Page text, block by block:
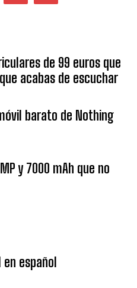
de 99 euros que
acabas de escuchar
barato de Nothing
y 7000 mAh que no
español